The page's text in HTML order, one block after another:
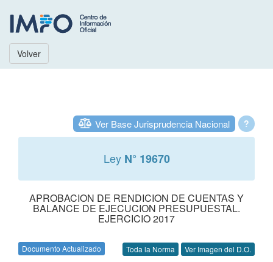
Volver
?
Ver Base Jurisprudencia Nacional
Ley N° 19670
APROBACION DE RENDICION DE CUENTAS Y
BALANCE DE EJECUCION PRESUPUESTAL.
EJERCICIO 2017
Documento Actualizado Toda la Norma Ver Imagen del D.O.